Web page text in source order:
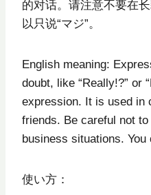
的对话。请注意不要在
以只说“マジ”。
English meaning:
doubt, like “Really!?” or
expression. It is used in
friends. Be careful not
business situations. You
使い方：